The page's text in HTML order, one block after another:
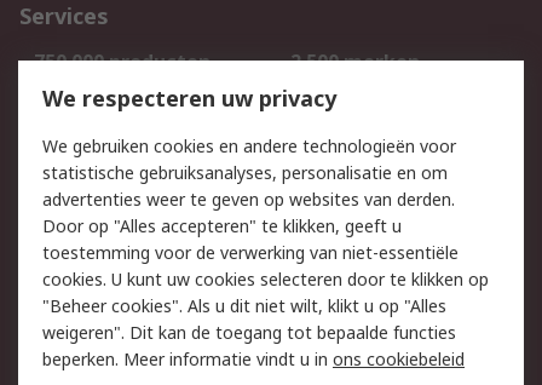
Services
750.000 producten
2.500 merken
Bestellen
Inkoopoplossingen
Track & Trace
Wettelijk
Cookiebeleid
Email veiligheid
Privacybeleid
Websitevoorwaarden
Algemene
verkoopvoorwaarden
We respecteren uw privacy
We gebruiken cookies en andere technologieën voor
statistische gebruiksanalyses, personalisatie en om
advertenties weer te geven op websites van derden.
Door op "Alles accepteren" te klikken, geeft u
toestemming voor de verwerking van niet-essentiële
cookies. U kunt uw cookies selecteren door te klikken op
"Beheer cookies". Als u dit niet wilt, klikt u op "Alles
weigeren". Dit kan de toegang tot bepaalde functies
beperken. Meer informatie vindt u in ons cookiebeleid